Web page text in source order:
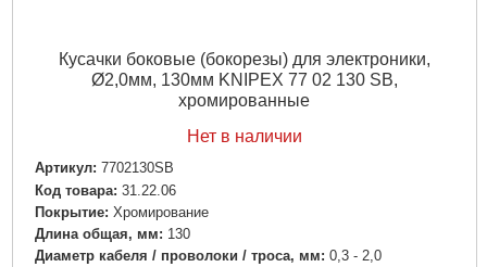
Кусачки боковые (бокорезы) для электроники,
Ø2,0мм, 130мм KNIPEX 77 02 130 SB,
хромированные
Нет в наличии
Артикул: 7702130SB
Код товара: 31.22.06
Покрытие: Хромирование
Длина общая, мм: 130
Диаметр кабеля / проволоки / троса, мм: 0,3 - 2,0